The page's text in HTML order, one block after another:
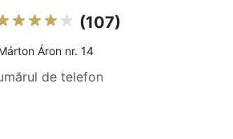
(107)
Áron nr. 14
de telefon